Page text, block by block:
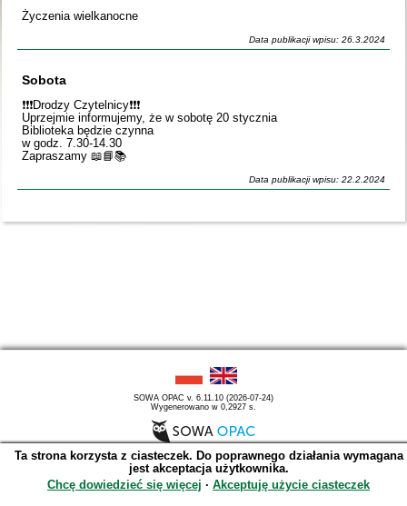
Życzenia wielkanocne
Data publikacji wpisu: 26.3.2024
Sobota
❗️❗️❗️Drodzy Czytelnicy❗️❗️❗️
Uprzejmie informujemy, że w sobotę 20 stycznia
Biblioteka będzie czynna
w godz. 7.30-14.30
Zapraszamy 📖📘📚
Data publikacji wpisu: 22.2.2024
SOWA OPAC v. 6.11.10 (2026-07-24)
Wygenerowano w 0,2927 s.
Ta strona korzysta z ciasteczek. Do poprawnego działania wymagana
jest akceptacja użytkownika.
Chcę dowiedzieć się więcej ∙ Akceptuję użycie ciasteczek